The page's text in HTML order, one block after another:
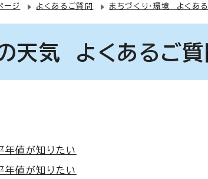
ージ よくあるご質問 まちづくり・環境 よくあ
天気 よくあるご質
年値が知りたい
年値が知りたい